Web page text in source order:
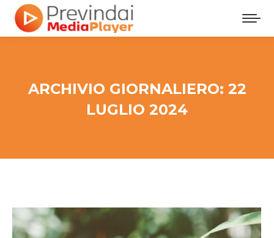
ARCHIVIO GIORNALIERO: 22
LUGLIO 2024